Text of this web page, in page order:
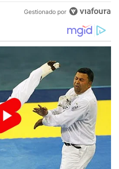
Gestionado por